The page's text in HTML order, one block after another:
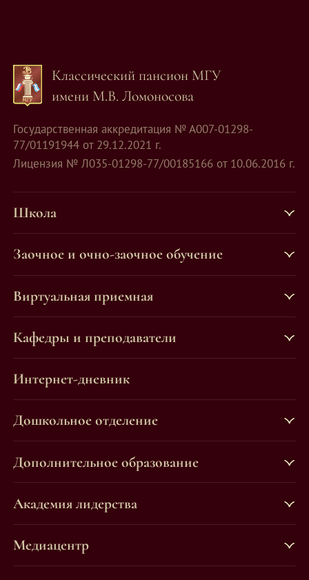
Классический пансион МГУ
имени М.В. Ломоносова
Государственная аккредитация № А007-01298-
77/01191944 от 29.12.2021 г.
Лицензия № Л035-01298-77/00185166 от 10.06.2016 г.
Школа
Заочное и очно-заочное обучение
Виртуальная приемная
Кафедры и преподаватели
Интернет-дневник
Дошкольное отделение
Дополнительное образование
Академия лидерства
Медиацентр